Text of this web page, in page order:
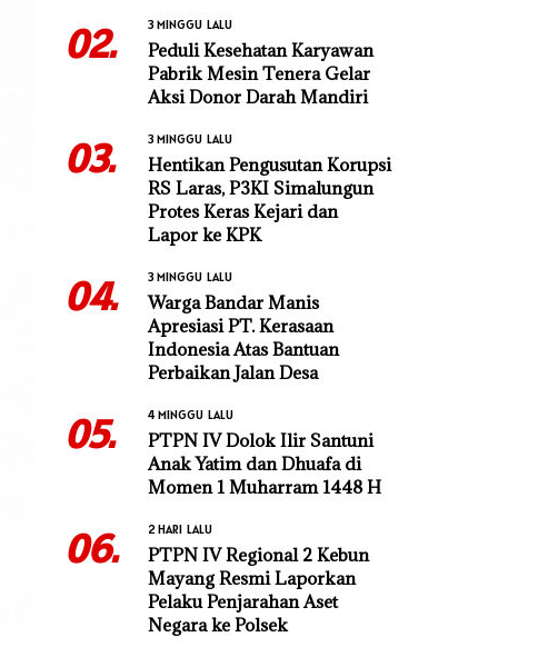
02. 3 MINGGU LALU
Peduli Kesehatan Karyawan
Pabrik Mesin Tenera Gelar
Aksi Donor Darah Mandiri
03. 3 MINGGU LALU
Hentikan Pengusutan Korupsi
RS Laras, P3KI Simalungun
Protes Keras Kejari dan
Lapor ke KPK
04. 3 MINGGU LALU
Warga Bandar Manis
Apresiasi PT. Kerasaan
Indonesia Atas Bantuan
Perbaikan Jalan Desa
05. 4 MINGGU LALU
PTPN IV Dolok Ilir Santuni
Anak Yatim dan Dhuafa di
Momen 1 Muharram 1448 H
06. 2 HARI LALU
PTPN IV Regional 2 Kebun
Mayang Resmi Laporkan
Pelaku Penjarahan Aset
Negara ke Polsek